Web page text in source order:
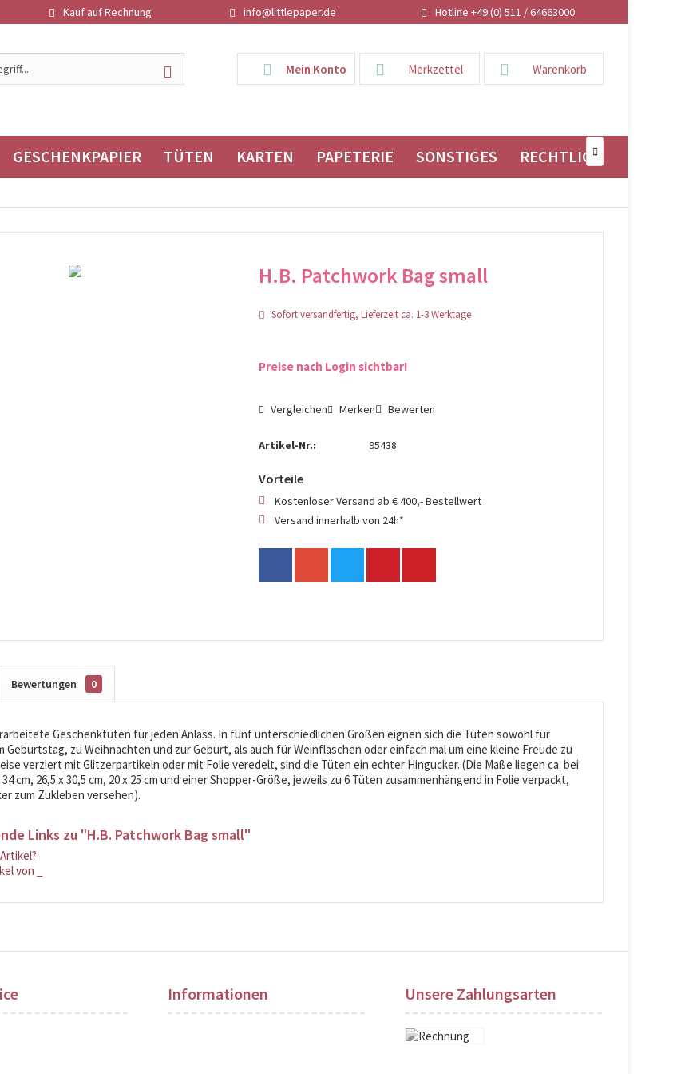
Kauf auf Rechnung info@littlepaper.de Hotline +49 (0) 511 / 64663000
Warenkorb
Merkzettel
Mein Konto
GESCHENKPAPIER TÜTEN KARTEN PAPETERIE SONSTIGES RECHTLICHES

H.B. Patchwork Bag small
Sofort versandfertig, Lieferzeit ca. 1-3 Werktage
Preise nach Login sichtbar!
Vergleichen Merken Bewerten
Artikel-Nr.: 95438
Vorteile
Kostenloser Versand ab € 400,- Bestellwert
Versand innerhalb von 24h*
Bewertungen 0
Geschenktüten für jeden Anlass. In fünf unterschiedlichen Größen eignen sich die Tüten sowohl für
Geburtstag, zu Weihnachten und zur Geburt, als auch für Weinflaschen oder einfach mal um eine kleine Freude zu
verziert mit Glitzerpartikeln oder mit Folie veredelt, sind die Tüten ein echter Hingucker. (Die Maße liegen ca. bei
34 cm, 26,5 x 30,5 cm, 20 x 25 cm und einer Shopper-Größe, jeweils zu 6 Tüten zusammenhängend in Folie verpackt,
zum Zukleben versehen).
Links zu "H.B. Patchwork Bag small"
von _
Informationen Unsere Zahlungsarten